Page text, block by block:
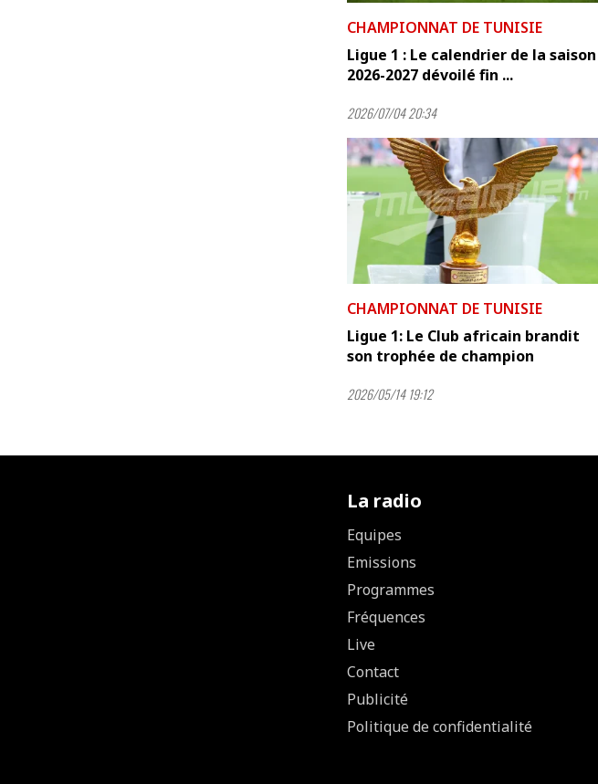
CHAMPIONNAT DE TUNISIE
Ligue 1 : Le calendrier de la saison
2026-2027 dévoilé fin ...
2026/07/04 20:34
CHAMPIONNAT DE TUNISIE
Ligue 1: Le Club africain brandit
son trophée de champion
2026/05/14 19:12
La radio
Equipes
Emissions
Programmes
Fréquences
Live
Contact
Publicité
Politique de confidentialité